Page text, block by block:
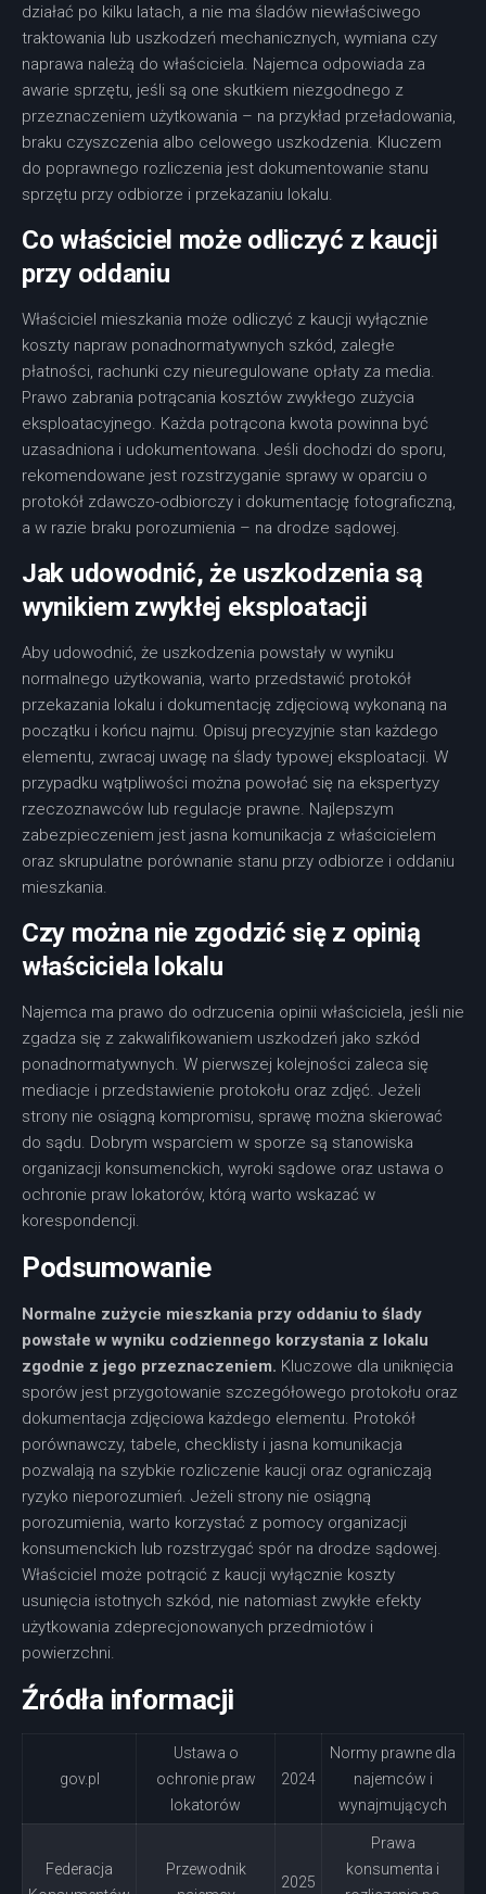
działać po kilku latach, a nie ma śladów niewłaściwego
traktowania lub uszkodzeń mechanicznych, wymiana czy
naprawa należą do właściciela. Najemca odpowiada za
awarie sprzętu, jeśli są one skutkiem niezgodnego z
przeznaczeniem użytkowania – na przykład przeładowania,
braku czyszczenia albo celowego uszkodzenia. Kluczem
do poprawnego rozliczenia jest dokumentowanie stanu
sprzętu przy odbiorze i przekazaniu lokalu.
Co właściciel może odliczyć z kaucji
przy oddaniu
Właściciel mieszkania może odliczyć z kaucji wyłącznie
koszty napraw ponadnormatywnych szkód, zaległe
płatności, rachunki czy nieuregulowane opłaty za media.
Prawo zabrania potrącania kosztów zwykłego zużycia
eksploatacyjnego. Każda potrącona kwota powinna być
uzasadniona i udokumentowana. Jeśli dochodzi do sporu,
rekomendowane jest rozstrzyganie sprawy w oparciu o
protokół zdawczo-odbiorczy i dokumentację fotograficzną,
a w razie braku porozumienia – na drodze sądowej.
Jak udowodnić, że uszkodzenia są
wynikiem zwykłej eksploatacji
Aby udowodnić, że uszkodzenia powstały w wyniku
normalnego użytkowania, warto przedstawić protokół
przekazania lokalu i dokumentację zdjęciową wykonaną na
początku i końcu najmu. Opisuj precyzyjnie stan każdego
elementu, zwracaj uwagę na ślady typowej eksploatacji. W
przypadku wątpliwości można powołać się na ekspertyzy
rzeczoznawców lub regulacje prawne. Najlepszym
zabezpieczeniem jest jasna komunikacja z właścicielem
oraz skrupulatne porównanie stanu przy odbiorze i oddaniu
mieszkania.
Czy można nie zgodzić się z opinią
właściciela lokalu
Najemca ma prawo do odrzucenia opinii właściciela, jeśli nie
zgadza się z zakwalifikowaniem uszkodzeń jako szkód
ponadnormatywnych. W pierwszej kolejności zaleca się
mediacje i przedstawienie protokołu oraz zdjęć. Jeżeli
strony nie osiągną kompromisu, sprawę można skierować
do sądu. Dobrym wsparciem w sporze są stanowiska
organizacji konsumenckich, wyroki sądowe oraz ustawa o
ochronie praw lokatorów, którą warto wskazać w
korespondencji.
Podsumowanie
Normalne zużycie mieszkania przy oddaniu to ślady
powstałe w wyniku codziennego korzystania z lokalu
zgodnie z jego przeznaczeniem. Kluczowe dla uniknięcia
sporów jest przygotowanie szczegółowego protokołu oraz
dokumentacja zdjęciowa każdego elementu. Protokół
porównawczy, tabele, checklisty i jasna komunikacja
pozwalają na szybkie rozliczenie kaucji oraz ograniczają
ryzyko nieporozumień. Jeżeli strony nie osiągną
porozumienia, warto korzystać z pomocy organizacji
konsumenckich lub rozstrzygać spór na drodze sądowej.
Właściciel może potrącić z kaucji wyłącznie koszty
usunięcia istotnych szkód, nie natomiast zwykłe efekty
użytkowania zdeprecjonowanych przedmiotów i
powierzchni.
Źródła informacji
gov.pl
Ustawa o
ochronie praw
lokatorów
2024
Normy prawne dla
najemców i
wynajmujących
Federacja
Przewodnik
2025
Prawa
konsumenta i